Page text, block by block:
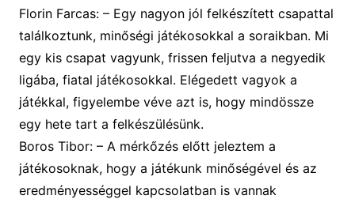
Florin Farcas: – Egy nagyon jól felkészített csapattal
találkoztunk, minőségi játékosokkal a soraikban. Mi
egy kis csapat vagyunk, frissen feljutva a negyedik
ligába, fiatal játékosokkal. Elégedett vagyok a
játékkal, figyelembe véve azt is, hogy mindössze
egy hete tart a felkészülésünk.
Boros Tibor: – A mérkőzés előtt jeleztem a
játékosoknak, hogy a játékunk minőségével és az
eredményességgel kapcsolatban isvannak